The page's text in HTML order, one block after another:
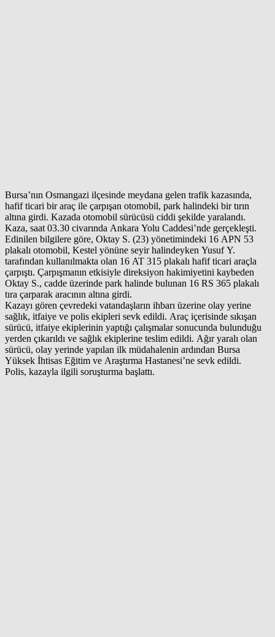
Bursa’nın Osmangazi ilçesinde meydana gelen trafik kazasında,
hafif ticari bir araç ile çarpışan otomobil, park halindeki bir tırın
altına girdi. Kazada otomobil sürücüsü ciddi şekilde yaralandı.
Kaza, saat 03.30 civarında Ankara Yolu Caddesi’nde gerçekleşti.
Edinilen bilgilere göre, Oktay S. (23) yönetimindeki 16 APN 53
plakalı otomobil, Kestel yönüne seyir halindeyken Yusuf Y.
tarafından kullanılmakta olan 16 AT 315 plakalı hafif ticari araçla
çarpıştı. Çarpışmanın etkisiyle direksiyon hakimiyetini kaybeden
Oktay S., cadde üzerinde park halinde bulunan 16 RS 365 plakalı
tıra çarparak aracının altına girdi.
Kazayı gören çevredeki vatandaşların ihbarı üzerine olay yerine
sağlık, itfaiye ve polis ekipleri sevk edildi. Araç içerisinde sıkışan
sürücü, itfaiye ekiplerinin yaptığı çalışmalar sonucunda bulunduğu
yerden çıkarıldı ve sağlık ekiplerine teslim edildi. Ağır yaralı olan
sürücü, olay yerinde yapılan ilk müdahalenin ardından Bursa
Yüksek İhtisas Eğitim ve Araştırma Hastanesi’ne sevk edildi.
Polis, kazayla ilgili soruşturma başlattı.